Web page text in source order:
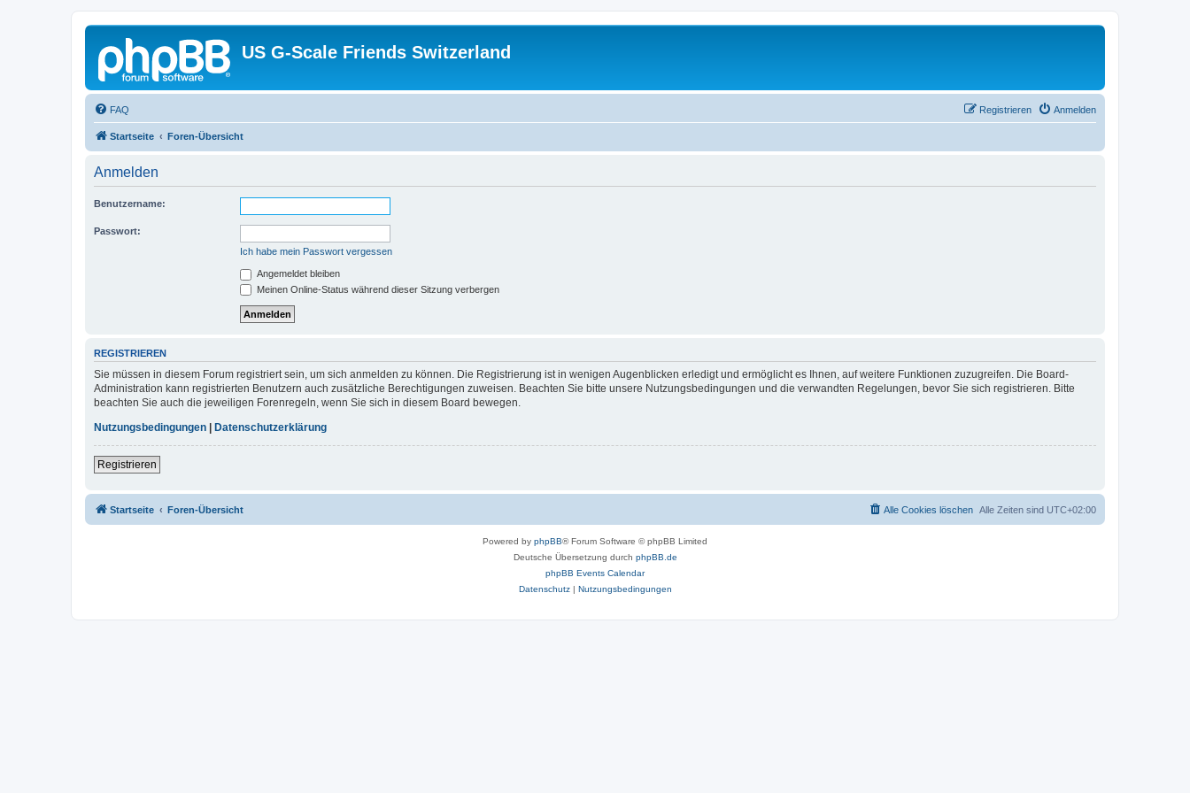
US G-Scale Friends Switzerland
FAQ Anmelden
Registrieren
Startseite Foren-Übersicht
Anmelden
Benutzername:
Passwort:
Ich habe mein Passwort vergessen
Angemeldet bleiben
Meinen Online-Status während dieser Sitzung verbergen
REGISTRIEREN
Sie müssen in diesem Forum registriert sein, um sich anmelden zu können. Die Registrierung ist in wenigen Augenblicken erledigt und ermöglicht es Ihnen, auf weitere Funktionen zuzugreifen. Die Board-
Administration kann registrierten Benutzern auch zusätzliche Berechtigungen zuweisen. Beachten Sie bitte unsere Nutzungsbedingungen und die verwandten Regelungen, bevor Sie sich registrieren. Bitte
beachten Sie auch die jeweiligen Forenregeln, wenn Sie sich in diesem Board bewegen.
Nutzungsbedingungen | Datenschutzerklärung
Registrieren
Startseite Foren-Übersicht Alle Zeiten sind UTC+02:00
Alle Cookies löschen
Powered by phpBB® Forum Software © phpBB Limited
Deutsche Übersetzung durch phpBB.de
phpBB Events Calendar
Datenschutz| Nutzungsbedingungen